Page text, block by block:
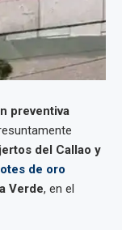
preventiva
del Callao y
de oro
Verde, en el